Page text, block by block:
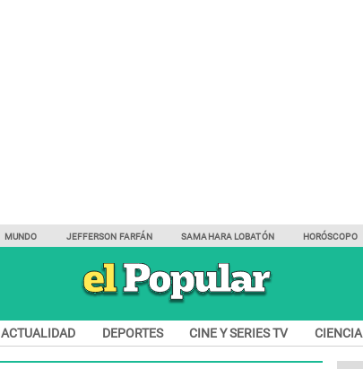
MUNDO JEFFERSON FARFÁN SAMAHARA LOBATÓN HORÓSCOPO
ACTUALIDAD DEPORTES CINE Y SERIES TV CIENCIA